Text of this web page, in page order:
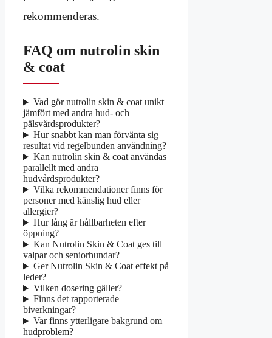
rekommenderas.
FAQ om nutrolin skin
& coat
Vad gör nutrolin skin & coat unikt
jämfört med andra hud- och
pälsvårdsprodukter?
Hur snabbt kan man förvänta sig
resultat vid regelbunden användning?
Kan nutrolin skin & coat användas
parallellt med andra
hudvårdsprodukter?
Vilka rekommendationer finns för
personer med känslig hud eller
allergier?
Hur lång är hållbarheten efter
öppning?
Kan Nutrolin Skin & Coat ges till
valpar och seniorhundar?
Ger Nutrolin Skin & Coat effekt på
leder?
Vilken dosering gäller?
Finns det rapporterade
biverkningar?
Var finns ytterligare bakgrund om
hudproblem?